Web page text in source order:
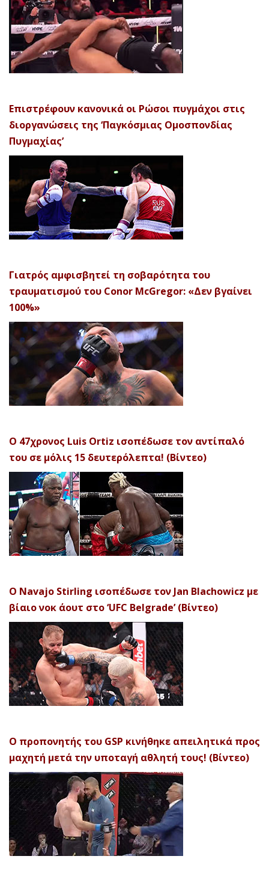
Επιστρέφουν κανονικά οι Ρώσοι πυγμάχοι στις
διοργανώσεις της ‘Παγκόσμιας Ομοσπονδίας
Πυγμαχίας’
Γιατρός αμφισβητεί τη σοβαρότητα του
τραυματισμού του Conor McGregor: «Δεν βγαίνει
100%»
Ο 47χρονος Luis Ortiz ισοπέδωσε τον αντίπαλό
του σε μόλις 15 δευτερόλεπτα! (Βίντεο)
Ο Navajo Stirling ισοπέδωσε τον Jan Blachowicz με
βίαιο νοκ άουτ στο ‘UFC Belgrade’ (Βίντεο)
Ο προπονητής του GSP κινήθηκε απειλητικά προς
μαχητή μετά την υποταγή αθλητή τους! (Βίντεο)